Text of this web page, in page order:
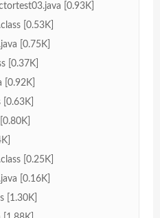
[0.93K]
[0.53K]
[0.75K]
[0.37K]
[0.92K]
[0.63K]
[0.25K]
[0.16K]
[1.30K]